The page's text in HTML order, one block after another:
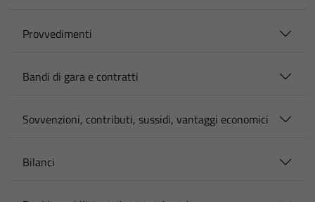
Provvedimenti
Bandi di gara e contratti
Sovvenzioni, contributi, sussidi, vantaggi economici
Bilanci